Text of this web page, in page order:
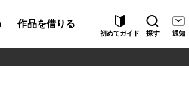
作品を借りる
初めてガイド 探す 通知